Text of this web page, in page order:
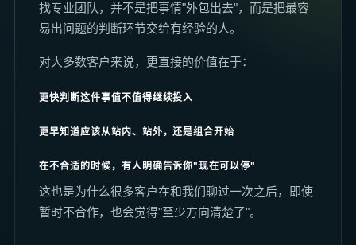
找专业团队，并不是把事情"外包出去"，而是把最容
易出问题的判断环节交给有经验的人。
对大多数客户来说，更直接的价值在于：
更快判断这件事值不值得继续投入
更早知道应该从站内、站外，还是组合开始
在不合适的时候，有人明确告诉你"现在可以停"
这也是为什么很多客户在和我们聊过一次之后，即使
暂时不合作，也会觉得"至少方向清楚了"。